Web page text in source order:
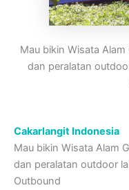
Mau bikin Wisata
dan peralatan
Cakarlangit Indonesia
Mau bikin Wisata Alam
dan peralatan outdoor
Outbound